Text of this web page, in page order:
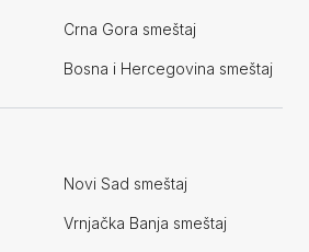
Crna Gora smeštaj
Bosna i Hercegovina smeštaj
Novi Sad smeštaj
Vrnjačka Banja smeštaj